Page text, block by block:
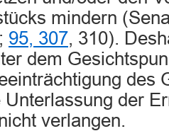
mindern
95, 307, 310).
dem
des
Unterlassung der
verlangen.